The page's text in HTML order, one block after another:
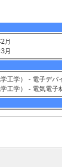
月
月
工学） - 電子デバ
工学） - 電気電子